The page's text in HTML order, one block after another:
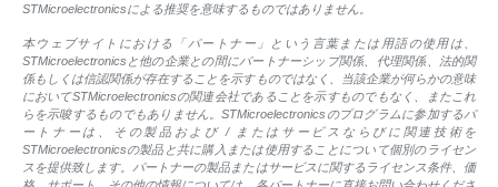
STMicroelectronicsによる推奨を意味するものではありません。
本ウェブサイトにおける「パートナー」という言葉または用語の使用は、
STMicroelectronicsと他の企業との間にパートナーシップ関係、代理関係、法的関
係もしくは信認関係が存在することを示すものではなく、当該企業が何らかの意味
においてSTMicroelectronicsの関連会社であることを示すものでもなく、またこれ
らを示唆するものでもありません。STMicroelectronicsのプログラムに参加するパ
ートナーは、その製品および / またはサービスならびに関連技術を
STMicroelectronicsの製品と共に購入または使用することについて個別のライセン
スを提供致します。パートナーの製品またはサービスに関するライセンス条件、価